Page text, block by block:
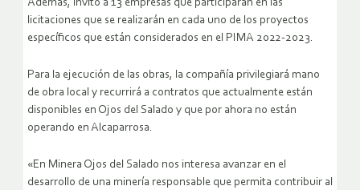
Además, invitó a 13 empresas que participarán en las
licitaciones que se realizarán en cada uno de los proyectos
específicos que están considerados en el PIMA 2022-2023.
Para la ejecución de las obras, la compañía privilegiará mano
de obra local y recurrirá a contratos que actualmente están
disponibles en Ojos del Salado y que por ahora no están
operando en Alcaparrosa.
«En Minera Ojos del Salado nos interesa avanzar en el
desarrollo de una minería responsable que permita contribuir al